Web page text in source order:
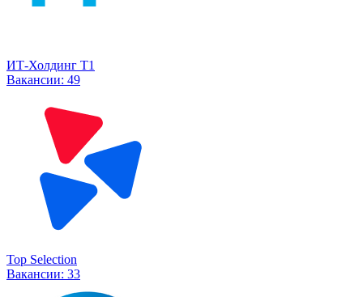
ИТ-Холдинг Т1
Вакансии: 49
Top Selection
Вакансии: 33